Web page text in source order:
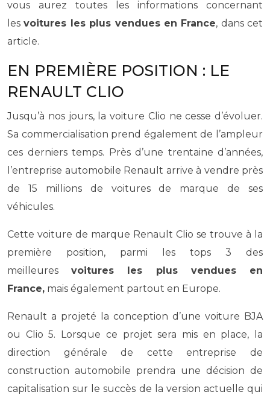
vous aurez toutes les informations concernant
lesvoitures les plus vendues en France, dans cet
article.
EN PREMIÈRE POSITION : LE
RENAULT CLIO
Jusqu’à nos jours, la voiture Clio ne cesse d’évoluer.
Sa commercialisation prend également de l’ampleur
ces derniers temps. Près d’une trentaine d’années,
l’entreprise automobile Renault arrive à vendre près
de 15 millions de voitures de marque de ses
véhicules.
Cette voiture de marque Renault Clio se trouve à la
première position, parmi les tops 3 des
meilleuresvoitures les plus vendues en
France, mais également partout en Europe.
Renault a projeté la conception d’une voiture BJA
ou Clio 5. Lorsque ce projet sera mis en place, la
direction générale de cette entreprise de
construction automobile prendra une décision de
capitalisation sur le succès de la version actuelle qui